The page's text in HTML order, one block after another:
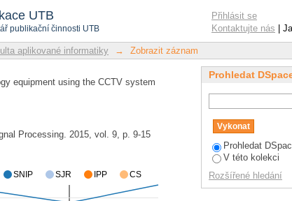
UTB
publikační činnosti UTB
technology equipment using
Přihlásit se
Kontaktujte nás |
aplikované informatiky → Zobrazit záznam
equipment using the CCTV system
Processing. 2015, vol. 9, p. 9-15
SNIP SJR IPP CS
Prohledat
Prohledat
V této kolekci
Rozšířené hledání